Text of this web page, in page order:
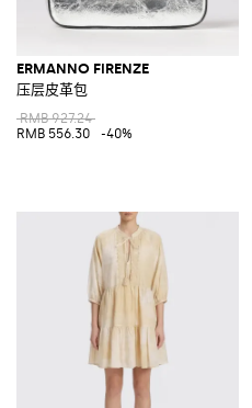
ERMANNO FIRENZE
压层皮革包
RMB 927.24
RMB 556.30
-40%